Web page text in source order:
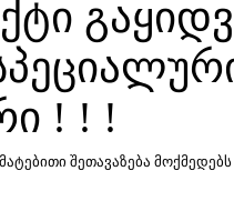
! ! !
შეთავაზება